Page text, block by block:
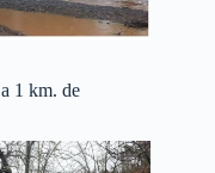
a 1 km. de